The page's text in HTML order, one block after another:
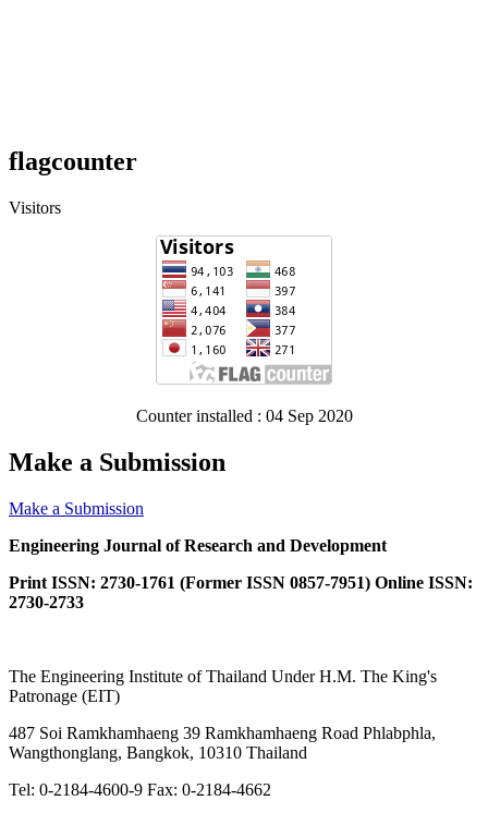
flagcounter
Visitors
Counter installed : 04 Sep 2020
Make a Submission
Make a Submission
Engineering Journal of Research and Development
Print ISSN: 2730-1761 (Former ISSN 0857-7951) Online ISSN:
2730-2733
The Engineering Institute of Thailand Under H.M. The King's
Patronage (EIT)
487 Soi Ramkhamhaeng 39 Ramkhamhaeng Road Phlabphla,
Wangthonglang, Bangkok, 10310 Thailand
Tel: 0-2184-4600-9 Fax: 0-2184-4662